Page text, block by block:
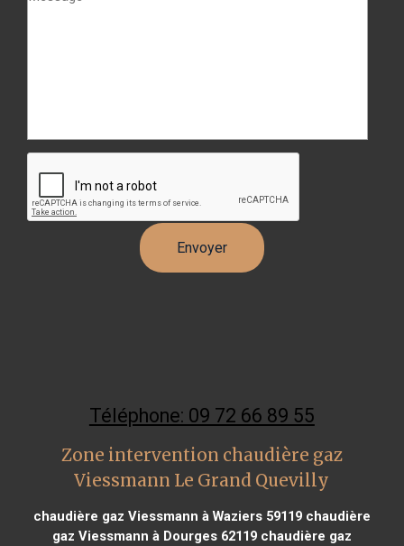
Téléphone: 09 72 66 89 55
Zone intervention chaudière gaz
Viessmann Le Grand Quevilly
chaudière gaz Viessmann à Waziers 59119chaudière
gaz Viessmann à Dourges 62119chaudière gaz